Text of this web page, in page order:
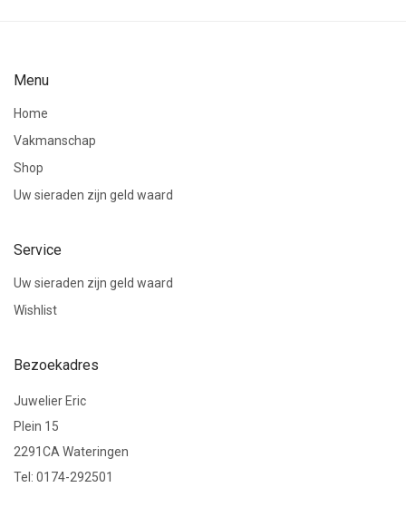
Menu
Home
Vakmanschap
Shop
Uw sieraden zijn geld waard
Service
Uw sieraden zijn geld waard
Wishlist
Bezoekadres
Juwelier Eric
Plein 15
2291CA Wateringen
Tel: 0174-292501